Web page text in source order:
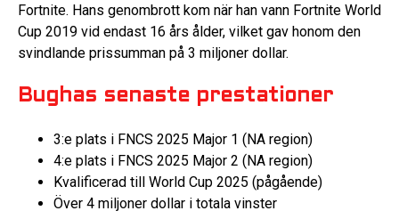
Fortnite. Hans genombrott kom när han vann Fortnite World
Cup 2019 vid endast 16 års ålder, vilket gav honom den
svindlande prissumman på 3 miljoner dollar.
Bughas senaste prestationer
3:e plats i FNCS 2025 Major 1 (NA region)
4:e plats i FNCS 2025 Major 2 (NA region)
Kvalificerad till World Cup 2025 (pågående)
Över 4 miljoner dollar i totala vinster